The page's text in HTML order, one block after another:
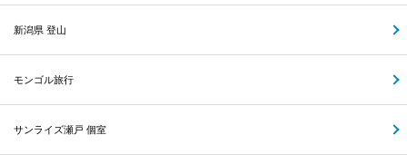
新潟県 登山
モンゴル旅行
サンライズ瀬戸 個室